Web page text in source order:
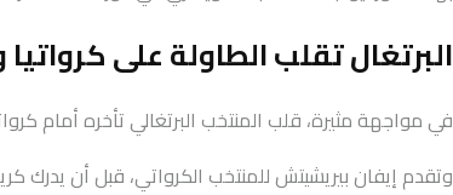
البرتغال تقلب الطاولة على
في مواجهة مثيرة، قلب المنتخب البرتغالي تأخره أمام كرواتيا إلى فوز بنتيجة (2-1)،
وتقدم إيفان بيريشيتش للمنتخب الكرواتي، قبل أن يدرك كريستيانو رونالدو التعادل من ركلة